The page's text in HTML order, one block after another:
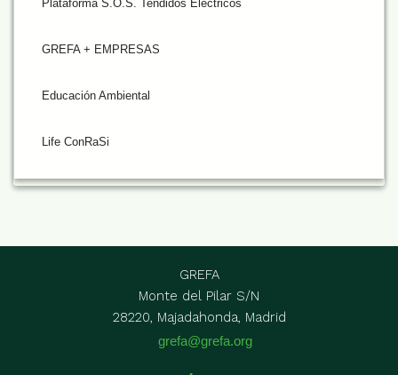
Plataforma S.O.S. Tendidos Eléctricos
GREFA + EMPRESAS
Educación Ambiental
Life ConRaSi
GREFA
Monte del Pilar S/N
28220, Majadahonda, Madrid
grefa@grefa.org